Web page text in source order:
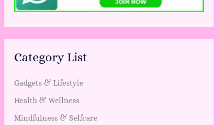
Category List
Gadgets & Lifestyle
Health & Wellness
Mindfulness & Selfcare